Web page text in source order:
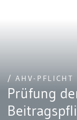
/ AHV-PFLICHT
Prüfung